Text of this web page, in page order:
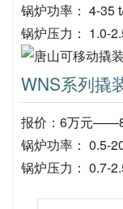
锅炉功率： 4-35
锅炉压力： 1.0-
WNS系列撬
报价：6万元
锅炉功率： 0.5-
锅炉压力： 0.7-